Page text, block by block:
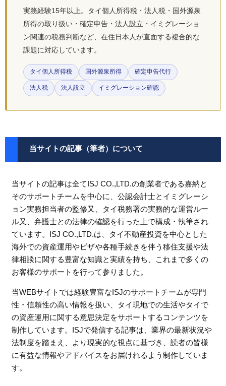
実務経験15年以上。タイ個人所得税・法人税・国外源泉
所得の取り扱い・確定申告・法人設立・イミグレーショ
ン関連の税務判断など、在住日本人が直面する複合的な
課題に対応しています。
タイ個人所得税 国外源泉所得 確定申告代行
法人税 法人設立 イミグレーション確認
当サイトの記事（筆者）について
当サイトの記事は全てISJ CO.,LTD.の創業者である嘉納と
そのサポートチームを中心に、公認会計士とイミグレーシ
ョン実務担当者の監修又、タイ税務署の実務的な運営ルー
ル又、弁護士との法律の確認を行った上で構成・執筆され
ています。ISJ CO.,LTD.は、タイ不動産投資を中心とした
海外での資産運用やビザや各種手続きを伴う移住支援や法
律相談に関する豊富な知識と実績を持ち、これまで多くの
お客様のサポートを行って参りました。
当WEBサイトでは経験豊富なISJのサポートチームが専門
性・信頼性の高い情報を扱い、タイ現地での生活やタイで
の資産運用に関する意思決定をサポートするコンテンツを
制作しています。ISJで発信する記事は、業界の最新状況や
法制度を踏まえ、より現実的な視点に基づき、読者の皆様
に有益な情報やアドバイスをお届けれるよう制作していま
す。